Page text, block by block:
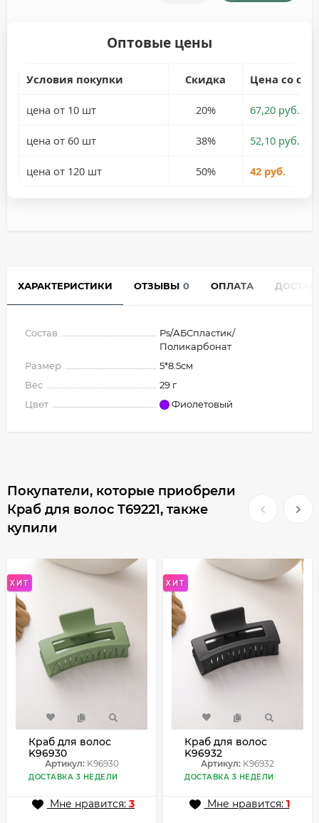
Оптовые цены
Условия покупки Скидка Цена со
цена от 10 шт 20% 67,20 руб.
цена от 60 шт 38% 52,10 руб.
цена от 120 шт 50% 42 руб.
ХАРАКТЕРИСТИКИ ОТЗЫВЫ 0 ОПЛАТА
Состав
Ps/АБСпластик/
Поликарбонат
Размер
5*8.5см
Вес
29 г
Цвет
Фиолетовый
Покупатели, которые приобрели
Краб для волос T69221, также
купили
ХИТ
Краб для волос
K96930
Артикул:K96930
ДОСТАВКА 3 НЕДЕЛИ
Мне нравится: 3
ХИТ
Краб для волос
K96932
Артикул: K96932
ДОСТАВКА 3 НЕДЕЛИ
Мне нравится: 1